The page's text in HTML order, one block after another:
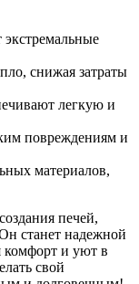
снижая затраты
легкую и
повреждениям и
материалов,
печей,
станет надежной
комфорт и уют в
свой